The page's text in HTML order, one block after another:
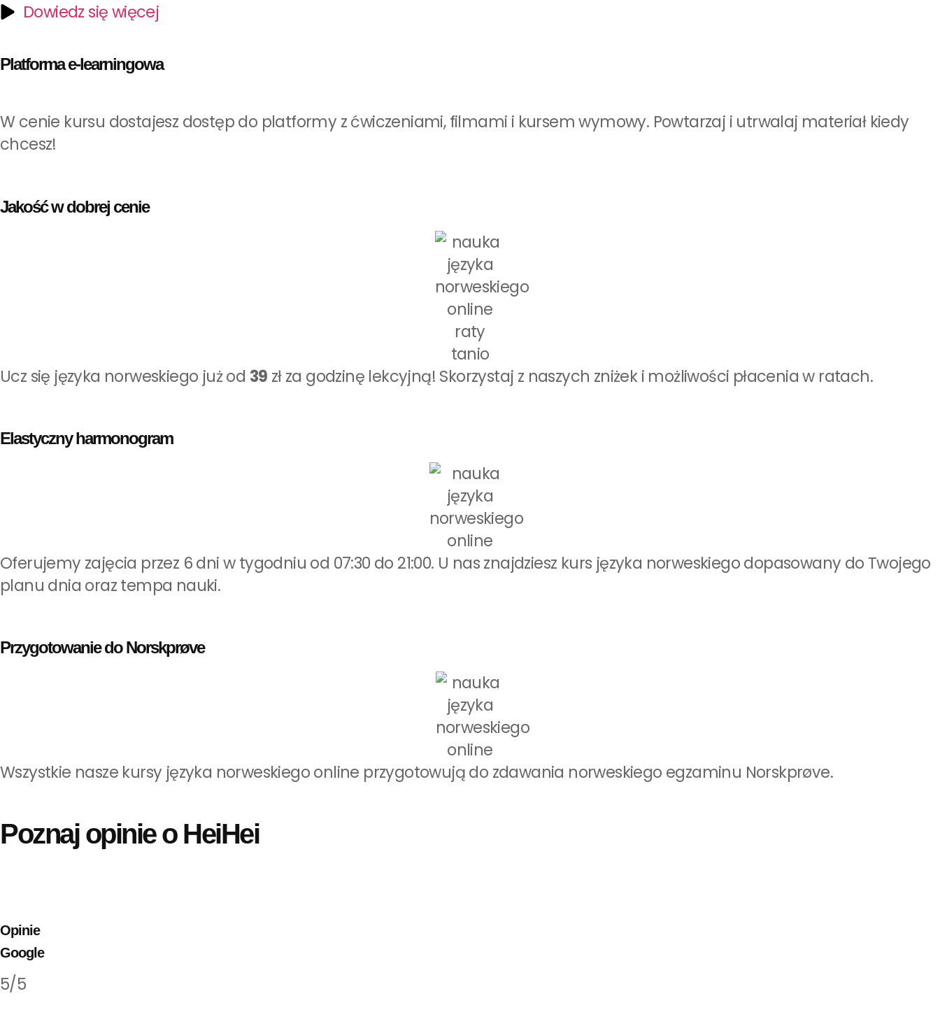
Dowiedz się więcej
Platforma e-learningowa
W cenie kursu dostajesz dostęp do platformy z ćwiczeniami, filmami i kursem wymowy. Powtarzaj i utrwalaj materiał kiedy
chcesz!
Jakość w dobrej cenie
Ucz się języka norweskiego już od 39 zł za godzinę lekcyjną! Skorzystaj z naszych zniżek i możliwości płacenia w ratach.
Elastyczny harmonogram
Oferujemy zajęcia przez 6 dni w tygodniu od 07:30 do 21:00. U nas znajdziesz kurs języka norweskiego dopasowany do Twojego
planu dnia oraz tempa nauki.
Przygotowanie do Norskprøve
Wszystkie nasze kursy języka norweskiego online przygotowują do zdawania norweskiego egzaminu Norskprøve.
Poznaj opinie o HeiHei
Opinie
Google
5/5